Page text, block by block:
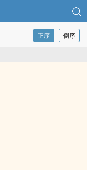
正序 倒序